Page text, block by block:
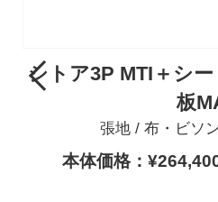
Previous
シトア3P MTI＋シ
板
張地 / 布・ビソ
本体価格：